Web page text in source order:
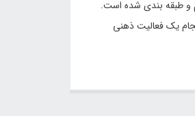
و طبقه بندی شده است.
یک فعالیت ذهنی